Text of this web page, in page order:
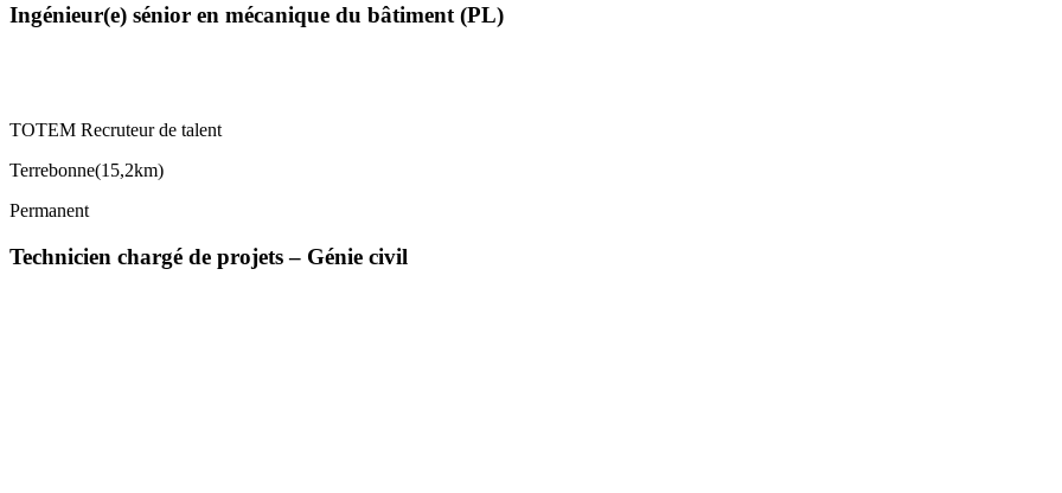
Ingénieur(e) sénior en mécanique du bâtiment (PL)
TOTEM Recruteur de talent
Terrebonne(15,2km)
Permanent
Technicien chargé de projets – Génie civil